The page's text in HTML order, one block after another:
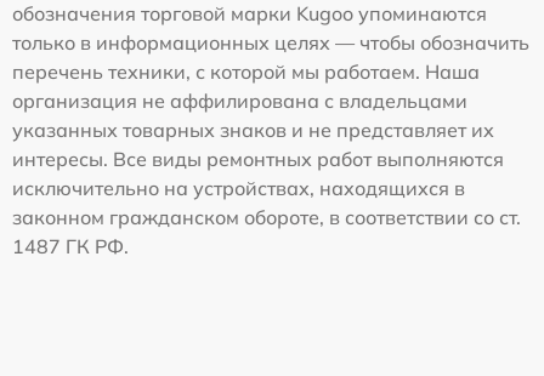
обозначения торговой марки Kugoo упоминаются
только в информационных целях — чтобы обозначить
перечень техники, с которой мы работаем. Наша
организация не аффилирована с владельцами
указанных товарных знаков и не представляет их
интересы. Все виды ремонтных работ выполняются
исключительно на устройствах, находящихся в
законном гражданском обороте, в соответствии со ст.
1487 ГК РФ.